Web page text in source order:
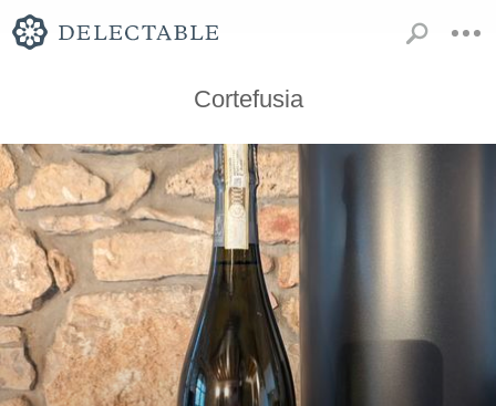
Cortefusia